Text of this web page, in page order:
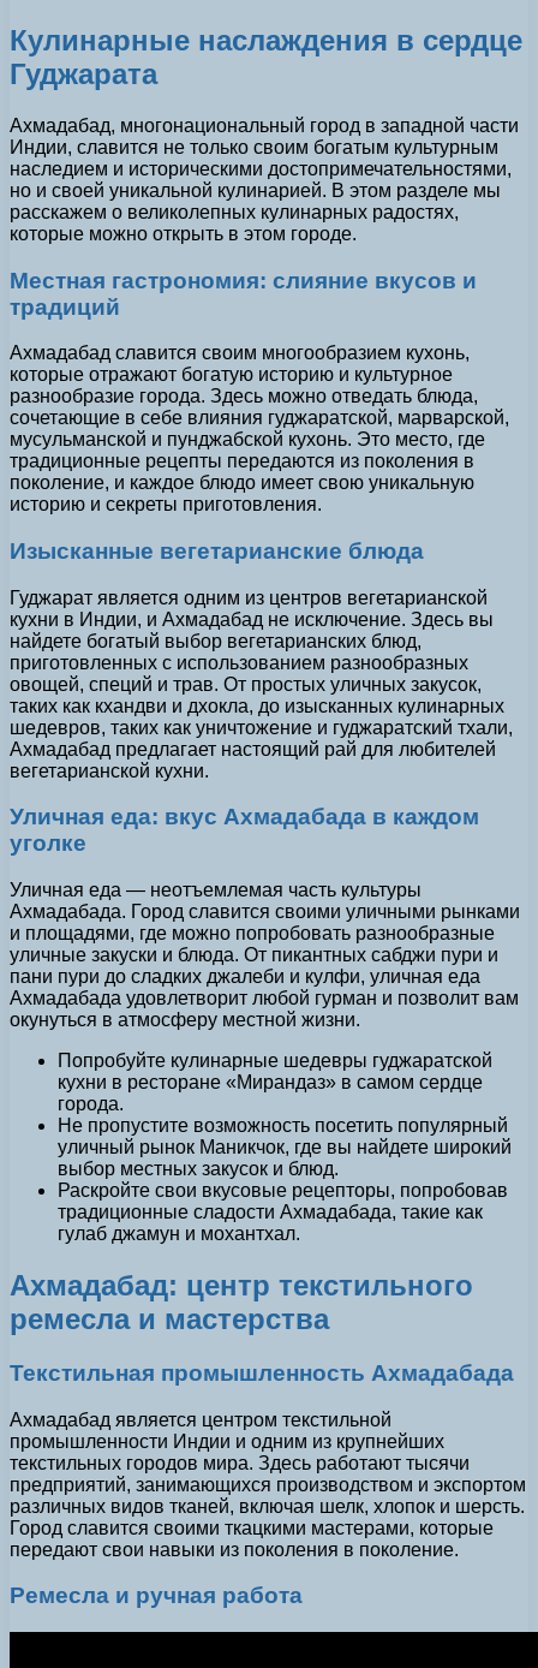
Кулинарные наслаждения в сердце
Гуджарата
Ахмадабад, многонациональный город в западной части
Индии, славится не только своим богатым культурным
наследием и историческими достопримечательностями,
но и своей уникальной кулинарией. В этом разделе мы
расскажем о великолепных кулинарных радостях,
которые можно открыть в этом городе.
Местная гастрономия: слияние вкусов и
традиций
Ахмадабад славится своим многообразием кухонь,
которые отражают богатую историю и культурное
разнообразие города. Здесь можно отведать блюда,
сочетающие в себе влияния гуджаратской, марварской,
мусульманской и пунджабской кухонь. Это место, где
традиционные рецепты передаются из поколения в
поколение, и каждое блюдо имеет свою уникальную
историю и секреты приготовления.
Изысканные вегетарианские блюда
Гуджарат является одним из центров вегетарианской
кухни в Индии, и Ахмадабад не исключение. Здесь вы
найдете богатый выбор вегетарианских блюд,
приготовленных с использованием разнообразных
овощей, специй и трав. От простых уличных закусок,
таких как кхандви и дхокла, до изысканных кулинарных
шедевров, таких как уничтожение и гуджаратский тхали,
Ахмадабад предлагает настоящий рай для любителей
вегетарианской кухни.
Уличная еда: вкус Ахмадабада в каждом
уголке
Уличная еда — неотъемлемая часть культуры
Ахмадабада. Город славится своими уличными рынками
и площадями, где можно попробовать разнообразные
уличные закуски и блюда. От пикантных сабджи пури и
пани пури до сладких джалеби и кулфи, уличная еда
Ахмадабада удовлетворит любой гурман и позволит вам
окунуться в атмосферу местной жизни.
Попробуйте кулинарные шедевры гуджаратской
кухни в ресторане «Мирандаз» в самом сердце
города.
Не пропустите возможность посетить популярный
уличный рынок Маникчок, где вы найдете широкий
выбор местных закусок и блюд.
Раскройте свои вкусовые рецепторы, попробовав
традиционные сладости Ахмадабада, такие как
гулаб джамун и мохантхал.
Ахмадабад: центр текстильного
ремесла и мастерства
Текстильная промышленность Ахмадабада
Ахмадабад является центром текстильной
промышленности Индии и одним из крупнейших
текстильных городов мира. Здесь работают тысячи
предприятий, занимающихся производством и экспортом
различных видов тканей, включая шелк, хлопок и шерсть.
Город славится своими ткацкими мастерами, которые
передают свои навыки из поколения в поколение.
Ремесла и ручная работа